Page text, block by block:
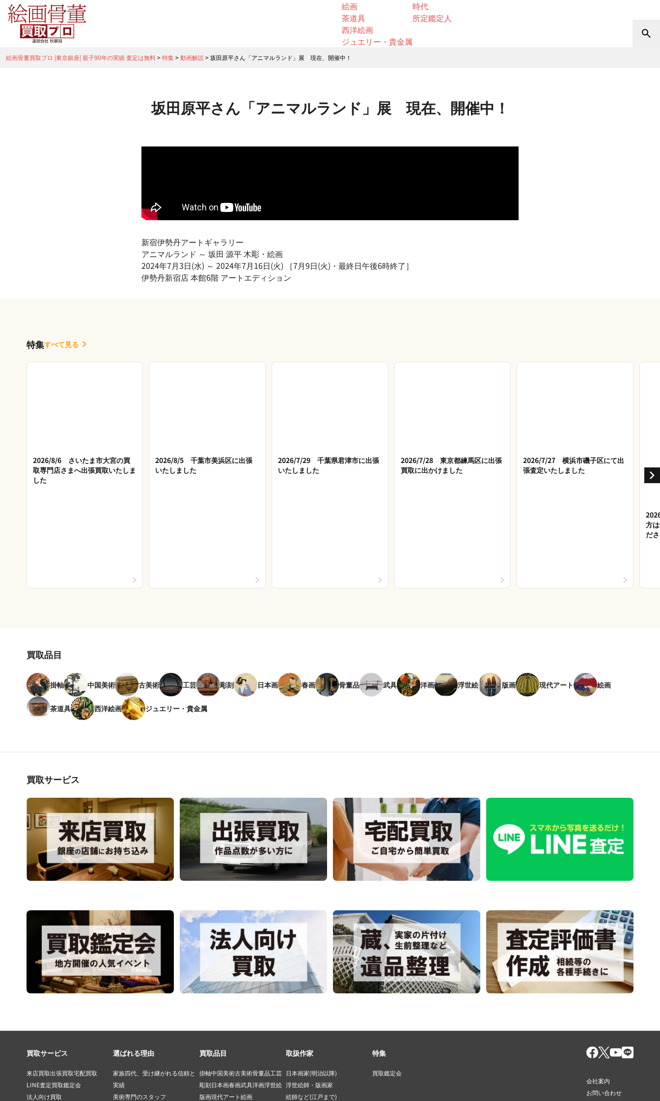
絵画
茶道具
西洋絵画
ジュエリー・貴金属
時代
所定鑑定人
絵画骨董買取プロ |東京銀座| 親子90年の実績 査定は無料>特集>動画解説 >坂田原平さん「アニマルランド」展 現在、開催中！
坂田原平さん「アニマルランド」展 現在、開催中！
新宿伊勢丹アートギャラリー
アニマルランド ～ 坂田 源平 木彫・絵画
2024年7月3日(水) ～ 2024年7月16日(火) ［7月9日(火)・最終日午後6時終了］
伊勢丹新宿店 本館6階 アートエディション
特集すべて見る
2026/8/6 さいたま市大宮の買
取専門店さまへ出張買取いたしま
した
2026/8/5 千葉市美浜区に出張
いたしました
2026/7/29 千葉県君津市に出張
いたしました
2026/7/28 東京都練馬区に出張
買取に出かけました
2026/7/27 横浜市磯子区にて出
張査定いたしました
方
だ
買取品目
掛軸 中国美術 古美術 工芸 彫刻 日本画 春画 骨董品 武具 洋画 浮世絵 版画 現代アート 絵画
茶道具 西洋絵画 ジュエリー・貴金属
買取サービス
買取サービス
来店買取出張買取宅配買取
LINE査定買取鑑定会
法人向け買取
選ばれる理由
家族四代、受け継がれる信頼と
実績
美術専門のスタッフ
買取品目
掛軸中国美術古美術骨董品工芸
彫刻日本画春画武具洋画浮世絵
版画現代アート絵画
取扱作家
日本画家(明治以降)
浮世絵師・版画家
絵師など(江戸まで)
特集
買取鑑定会
会社案内
お問い合わせ